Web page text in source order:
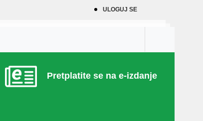
ULOGUJ SE
Pretplatite se na e-izdanje